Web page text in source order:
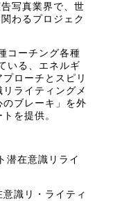
写真業界で、世
わるプロジェク
コーチング各種
いる、エネルギ
ローチとスピリ
ライティングメ
ブレーキ」を外
を提供。
潜在意識リライ
識リ・ライティ